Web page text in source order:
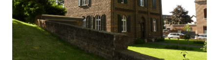
PFARRHAUS ST. GERVASIUS UND PROTASIUS
Denkmalpflege Kirchl. Bauen